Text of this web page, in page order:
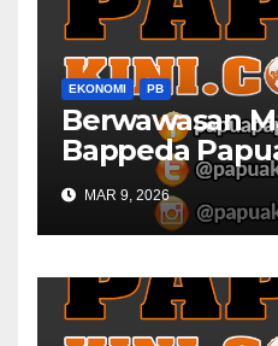
EKONOMI PB
Berwawasan
Bappeda
Konsultasi
MAR 9, 2026